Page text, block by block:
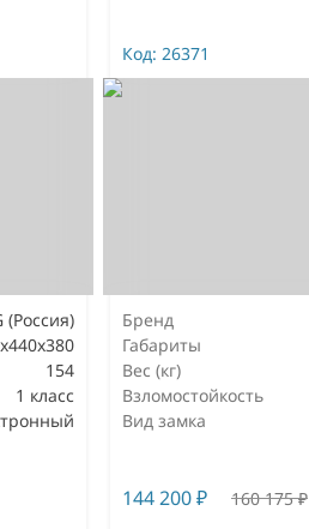
(Россия)
154
1 класс
Код: 26371
Бренд
Габариты
Вес (кг)
Взломостойкость
Вид замка
144 200₽ 160 175₽